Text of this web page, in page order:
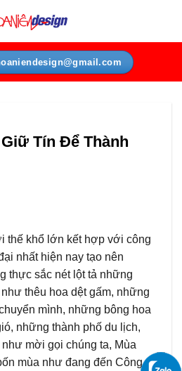
Tín Để Thành
thế khổ lớn kết hợp với công
nhất hiện nay tạo nên
thực sắc nét lột tả những
thêu hoa dệt gấm, những
mình, những bông hoa
những thành phố du lịch,
mời gọi chúng ta, Mùa
mùa như đang đến Công ty